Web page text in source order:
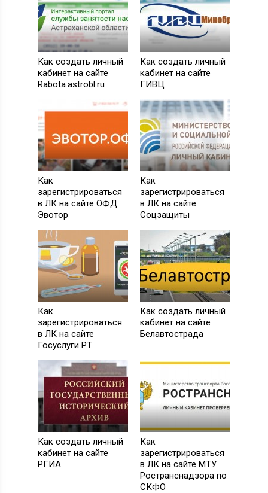
Как создать личный
кабинет на сайте
Rabota.astrobl.ru
Как создать личный
кабинет на сайте
ГИВЦ
Как
зарегистрироваться
в ЛК на сайте ОФД
Эвотор
Как
зарегистрироваться
в ЛК на сайте
Соцзащиты
Как
зарегистрироваться
в ЛК на сайте
Госуслуги РТ
Как создать личный
кабинет на сайте
Белавтострада
Как создать личный
кабинет на сайте
РГИА
Как
зарегистрироваться
в ЛК на сайте МТУ
Ространснадзора по
СКФО